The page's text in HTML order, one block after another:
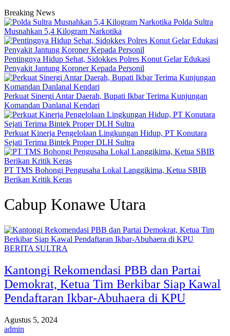
Breaking News
Polda Sultra
Musnahkan 5,4 Kilogram Narkotika
Pentingnya Hidup Sehat, Sidokkes Polres Konut Gelar Edukasi
Penyakit Jantung Koroner Kepada Personil
Perkuat Sinergi Antar Daerah, Bupati Ikbar Terima Kunjungan
Komandan Danlanal Kendari
Perkuat Kinerja Pengelolaan Lingkungan Hidup, PT Konutara
Sejati Terima Bintek Proper DLH Sultra
PT TMS Bohongi Pengusaha Lokal Langgikima, Ketua SBIB
Berikan Kritik Keras
Cabup Konawe Utara
BERITA SULTRA
Kantongi Rekomendasi PBB dan Partai
Demokrat, Ketua Tim Berkibar Siap Kawal
Pendaftaran Ikbar-Abuhaera di KPU
Agustus 5, 2024
admin